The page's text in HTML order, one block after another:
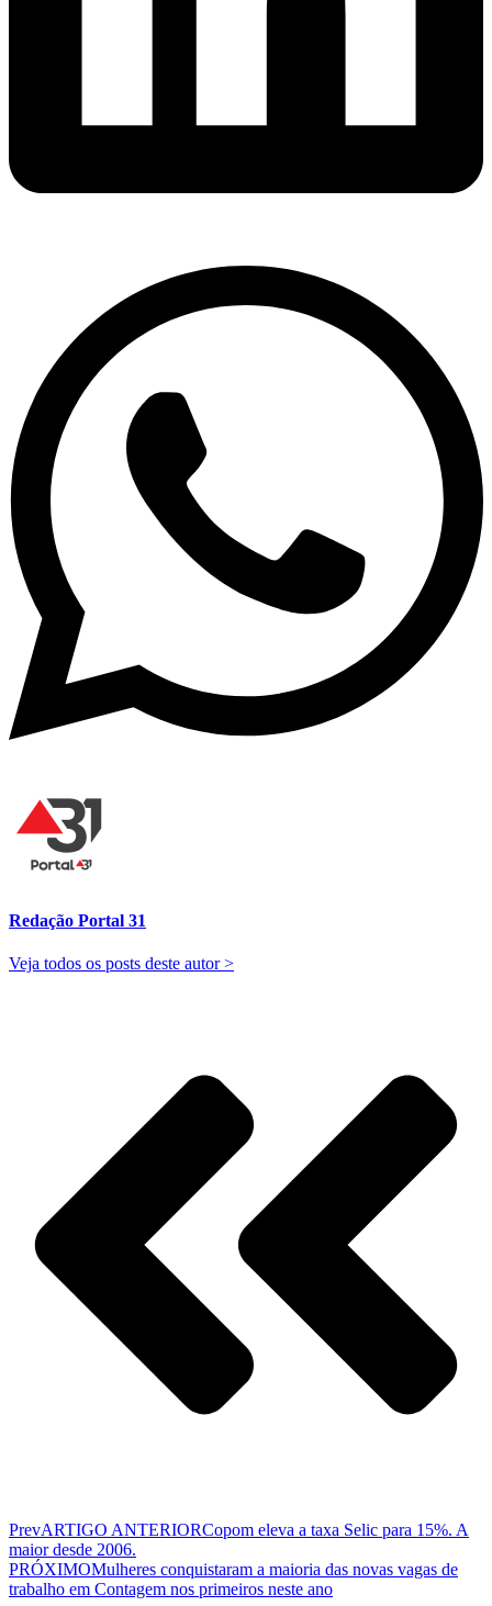
Redação Portal 31
Veja todos os posts deste autor >
PrevARTIGO ANTERIORCopom eleva a taxa Selic para 15%. A
maior desde 2006.
PRÓXIMOMulheres conquistaram a maioria das novas vagas de
trabalho em Contagem nos primeiros neste ano